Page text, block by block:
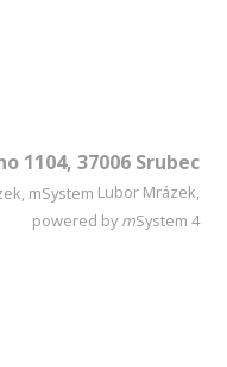
1104, 37006 Srubec
Lubor Mrázek,
powered by mSystem 4